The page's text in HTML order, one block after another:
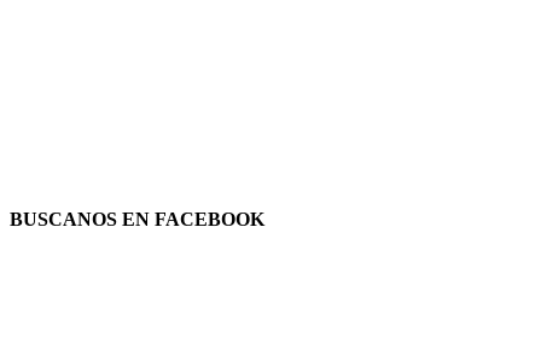
BUSCANOS EN FACEBOOK